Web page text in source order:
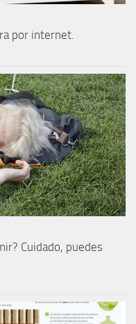
por internet.
Cuidado, puedes